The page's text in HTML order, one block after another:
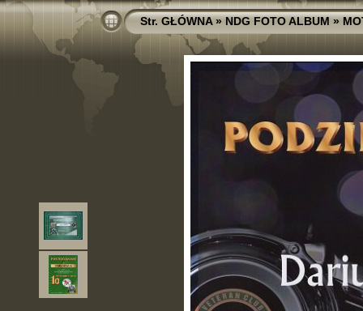
Str. GŁÓWNA»NDG FOTO ALBUM»